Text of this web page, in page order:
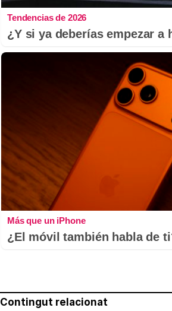
Tendencias de 2026
¿Y si ya deberías empezar a
Más que un iPhone
¿El móvil también habla de
Contingut relacionat